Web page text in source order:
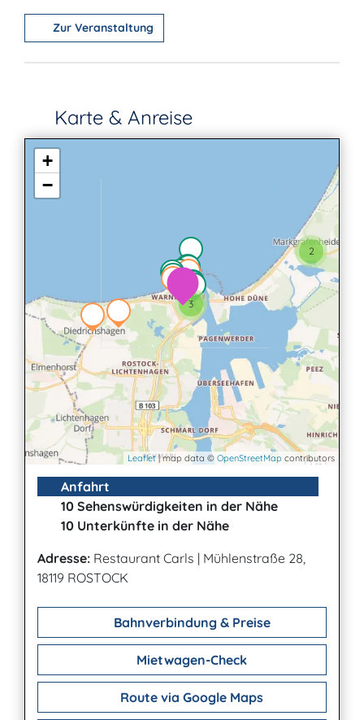
Zur Veranstaltung
Karte & Anreise
2
3
+
−
Leaflet| map data © OpenStreetMap contributors
Anfahrt
10 Sehenswürdigkeiten in der Nähe
10 Unterkünfte in der Nähe
Adresse: Restaurant Carls | Mühlenstraße 28,
18119 ROSTOCK
Bahnverbindung & Preise
Mietwagen-Check
Route via Google Maps